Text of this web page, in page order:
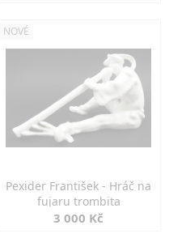
NOVÉ
Pexider František - Hráč na
fujaru trombita
3 000 Kč